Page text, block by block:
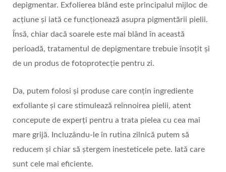
depigmentar. Exfolierea blând este principalul mijloc de
acțiune și iată ce funcționează asupra pigmentării pielii.
Însă, chiar dacă soarele este mai blând în această
perioadă, tratamentul de depigmentare trebuie însoțit și
de un produs de fotoprotecție pentru zi.
Da, putem folosi și produse care conțin ingrediente
exfoliante și care stimulează reînnoirea pielii, atent
concepute de experți pentru a trata pielea cu cea mai
mare grijă. Incluzându-le în rutina zilnică putem să
reducem și chiar să ștergem inesteticele pete. Iată care
sunt cele mai eficiente.